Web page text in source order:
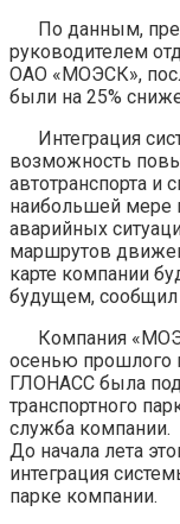
По данным,
руководителем
ОАО «МОЭСК»,
были на 25%
Интеграция
возможность
автотранспорта и
наибольшей мере
аварийных
маршрутов
карте компании
будущем, сообщил
Компания
осенью прошлого
ГЛОНАСС была
транспортного
служба компании.
До начала лета
интеграция
парке компании.